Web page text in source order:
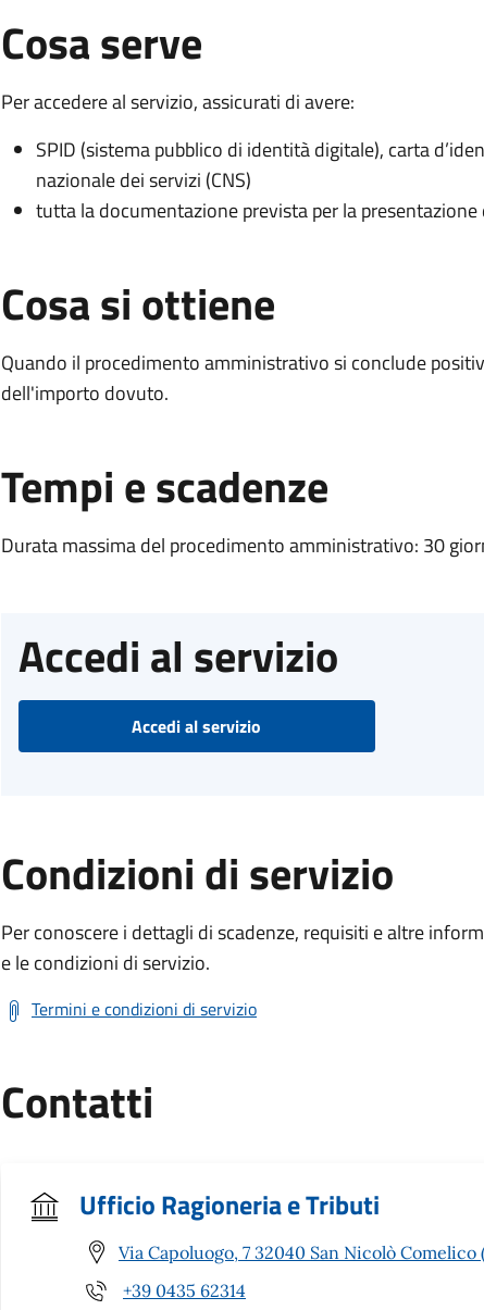
Cosa serve
Per accedere al servizio, assicurati di avere:
SPID (sistema pubblico di identità digitale), carta
nazionale dei servizi (CNS)
tutta la documentazione prevista per la presentazione
Cosa si ottiene
Quando il procedimento amministrativo si conclude
dell'importo dovuto.
Tempi e scadenze
Durata massima del procedimento amministrativo: 30
Accedi al servizio
Accedi al servizio
Condizioni di servizio
Per conoscere i dettagli di scadenze, requisiti e altre
e le condizioni di servizio.
Termini e condizioni di servizio
Contatti
Ufficio Ragioneria e Tributi
Via Capoluogo, 7 32040 San Nicolò Comelico
+39 0435 62314